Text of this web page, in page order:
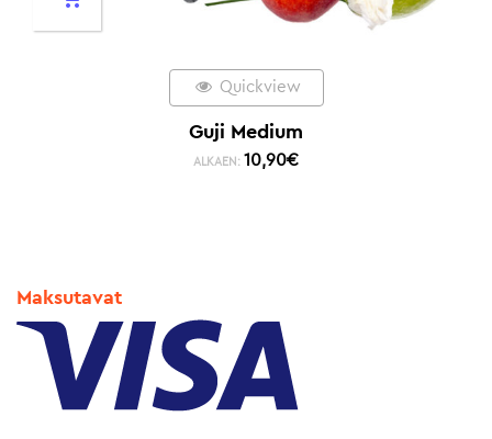
Quickview
Guji Medium
ALKAEN: 10,90€
Maksutavat